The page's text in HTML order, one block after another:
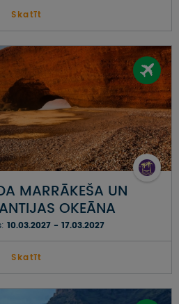
Skatīt
MARRĀKEŠA UN
OKEĀNA
10.03.2027 - 17.03.2027
Skatīt